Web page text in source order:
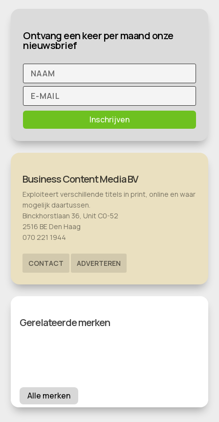
Ontvang een keer per maand onze
nieuwsbrief
Inschrijven
Business Content Media BV
Exploiteert verschillende titels in print, online en waar
mogelijk daartussen.
Binckhorstlaan 36, Unit C0-52
2516 BE Den Haag
070 221 1944
CONTACT ADVERTEREN
Gerelateerde merken
Alle merken